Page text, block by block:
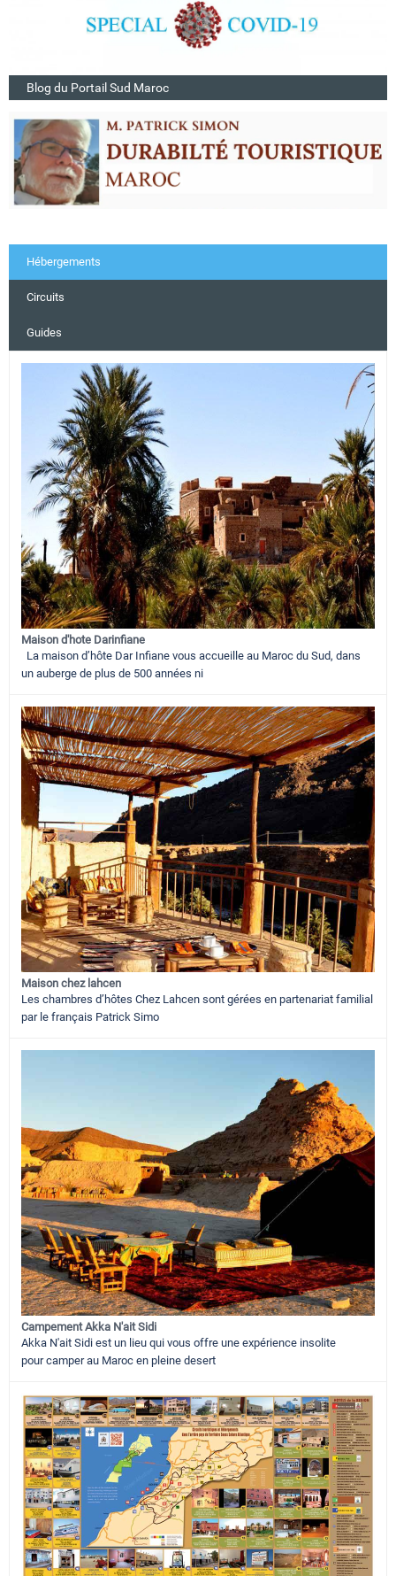
Blog du Portail Sud Maroc
Hébergements
Circuits
Guides
Maison d'hote Darinfiane
La maison d’hôte Dar Infiane vous accueille au Maroc du Sud, dans
un auberge de plus de 500 années ni
Maison chez lahcen
Les chambres d’hôtes Chez Lahcen sont gérées en partenariat familial
par le français Patrick Simo
Campement Akka N'ait Sidi
Akka N'ait Sidi est un lieu qui vous offre une expérience insolite
pour camper au Maroc en pleine desert